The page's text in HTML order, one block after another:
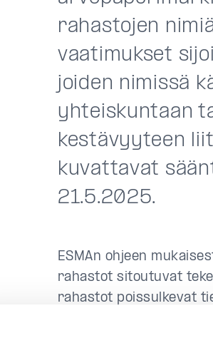
rahastojen
vaatimukset
joiden nimissä
yhteiskuntaan
kestävyyteen
kuvattavat
21.5.2025.
ESMAn ohjeen
rahastot sitoutuvat
rahastot poissulkevat